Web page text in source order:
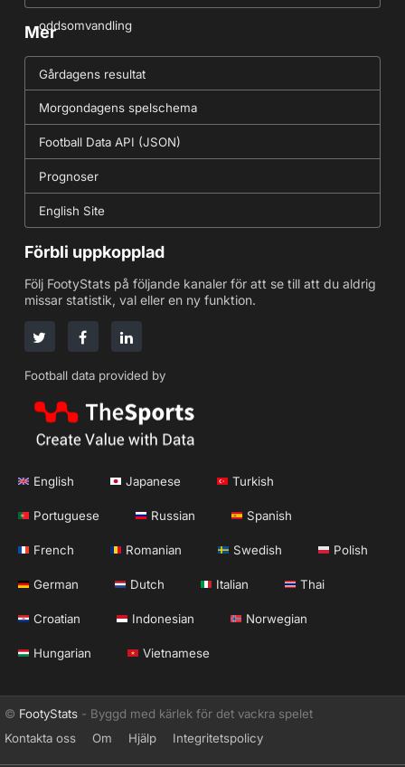
oddsomvandling
Mer
Gårdagens resultat
Morgondagens spelschema
Football Data API (JSON)
Prognoser
English Site
Förbli uppkopplad
Följ FootyStats på följande kanaler för att se till att du aldrig
missar statistik, val eller en ny funktion.
Football data provided by
English Japanese Turkish
Portuguese Russian Spanish
French Romanian Swedish Polish
German Dutch Italian Thai
Croatian Indonesian Norwegian
Hungarian Vietnamese
© FootyStats - Byggd med kärlek för det vackra spelet
Kontakta oss
Om Hjälp Integritetspolicy